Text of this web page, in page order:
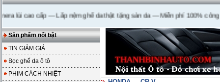
cao cấp---Lắp nệm ghế da thật tặng sàn da---Miễn phí 100% công lắp
Sản phẩm nổi bật
TIN GIẢM GIÁ
Bọc ghế da ô tô
PHIM CÁCH NHIỆT